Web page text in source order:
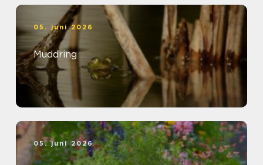
05. juni 2026
Muddring
05. juni 2026